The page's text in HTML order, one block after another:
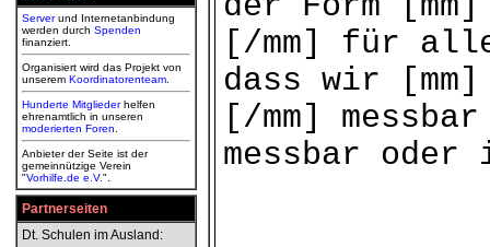
Serverund Internetanbindung
werden durch Spenden
finanziert.
Organisiert wird das Projekt von
unserem Koordinatorenteam
Hunderte Mitgliederhelfen
ehrenamtlich in unseren
moderierten Foren
Anbieter der Seite ist der
gemeinnützige Verein
"Vorhilfe.de e.V.".
Partnerseiten
Dt. Schulen im Ausland:
[/mm] für
dass wir
[/mm]
messbar